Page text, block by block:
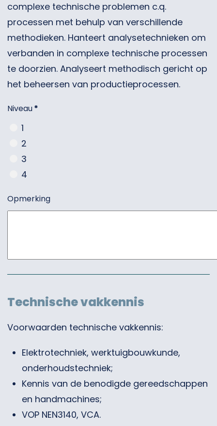
complexe technische problemen c.q.
processen met behulp van verschillende
methodieken. Hanteert analysetechnieken om
verbanden in complexe technische processen
te doorzien. Analyseert methodisch gericht op
het beheersen van productieprocessen.
Niveau*
1
2
3
4
Opmerking
Technische vakkennis
Voorwaarden technische vakkennis:
Elektrotechniek, werktuigbouwkunde,
onderhoudstechniek;
Kennis van de benodigde gereedschappen
en handmachines;
VOP NEN3140, VCA.